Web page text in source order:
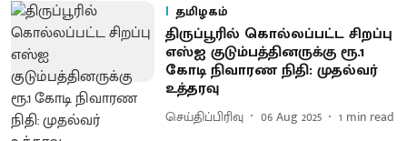
தமிழகம்
திருப்பூரில் கொல்லப்பட்ட சிறப்பு
எஸ்ஐ குடும்பத்தினருக்கு ரூ.1
கோடி நிவாரண நிதி: முதல்வர்
உத்தரவு
செய்திப்பிரிவு 06 Aug 2025 1 min read